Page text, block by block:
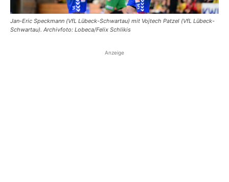
Jan-Eric Speckmann (VfL Lübeck-Schwartau) mit Vojtech Patzel (VfL Lübeck-
Schwartau). Archivfoto: Lobeca/Felix Schlikis
Anzeige